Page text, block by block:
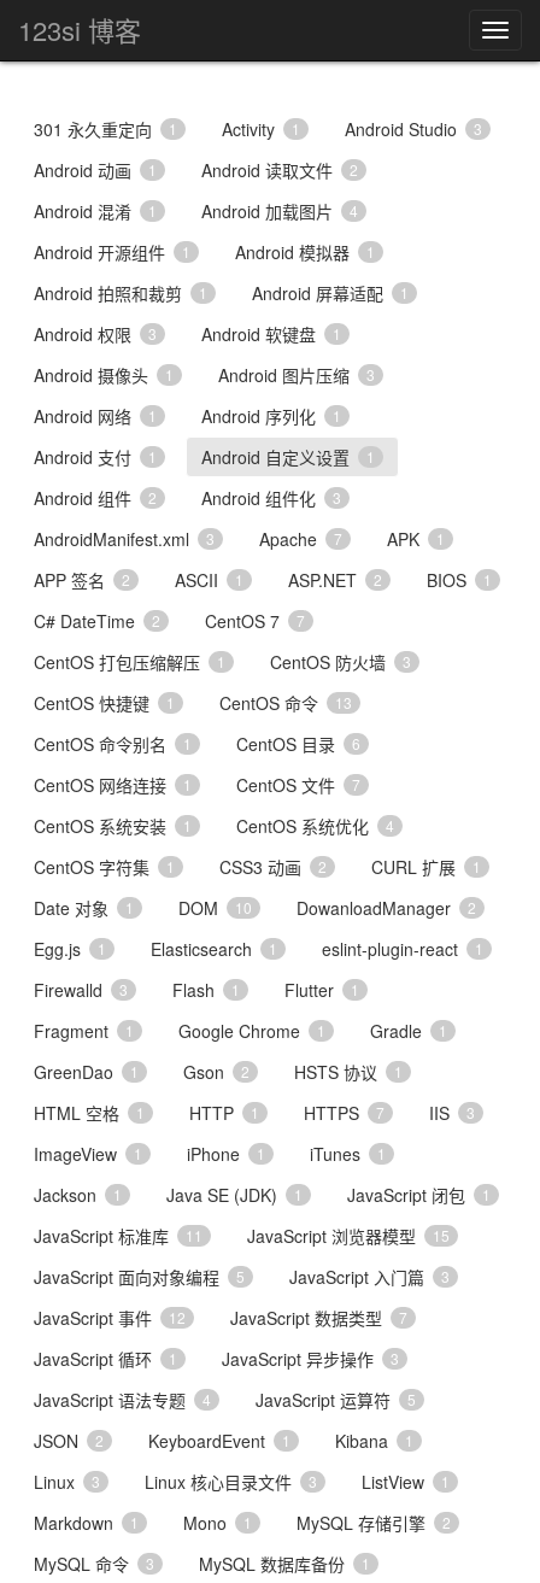
123si 博客
301 永久重定向 1 Activity 1 Android Studio 3
Android 动画 1 Android 读取文件 2
Android 混淆 1 Android 加载图片 4
Android 开源组件 1 Android 模拟器 1
Android 拍照和裁剪 1 Android 屏幕适配 1
Android 权限 3 Android 软键盘 1
Android 摄像头 1 Android 图片压缩 3
Android 网络 1 Android 序列化 1
Android 支付 1 Android 自定义设置 1
Android 组件 2 Android 组件化 3
AndroidManifest.xml 3 Apache 7 APK 1
APP 签名 2 ASCII 1 ASP.NET 2 BIOS 1
C# DateTime 2 CentOS 7 7
CentOS 打包压缩解压 1 CentOS 防火墙 3
CentOS 快捷键 1 CentOS 命令 13
CentOS 命令别名 1 CentOS 目录 6
CentOS 网络连接 1 CentOS 文件 7
CentOS 系统安装 1 CentOS 系统优化 4
CentOS 字符集 1 CSS3 动画 2 CURL 扩展 1
Date 对象 1 DOM 10 DowanloadManager 2
Egg.js 1 Elasticsearch 1 eslint-plugin-react 1
Firewalld 3 Flash 1 Flutter 1
Fragment 1 Google Chrome 1 Gradle 1
GreenDao 1 Gson 2 HSTS 协议 1
HTML 空格 1 HTTP 1 HTTPS 7 IIS 3
ImageView 1 iPhone 1 iTunes 1
Jackson 1 Java SE (JDK) 1 JavaScript 闭包 1
JavaScript 标准库 11 JavaScript 浏览器模型 15
JavaScript 面向对象编程 5 JavaScript 入门篇 3
JavaScript 事件 12 JavaScript 数据类型 7
JavaScript 循环 1 JavaScript 异步操作 3
JavaScript 语法专题 4 JavaScript 运算符 5
JSON 2 KeyboardEvent 1 Kibana 1
Linux 3 Linux 核心目录文件 3 ListView 1
Markdown 1 Mono 1 MySQL 存储引擎 2
MySQL 命令 3 MySQL 数据库备份 1